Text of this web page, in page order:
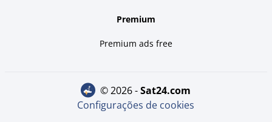
Premium
Premium ads free
© 2026 - sat24.com
Configurações de cookies